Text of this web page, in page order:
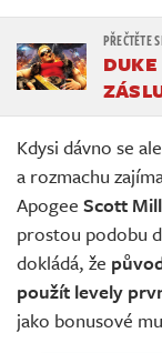
Kdysi dávno se
a rozmachu
Apogee Scott
prostou podobu
dokládá, že
použít levely
jako bonusové